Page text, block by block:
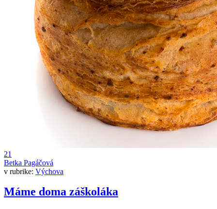
21
Betka Pagáčová
v rubrike: Výchova
Máme doma záškoláka